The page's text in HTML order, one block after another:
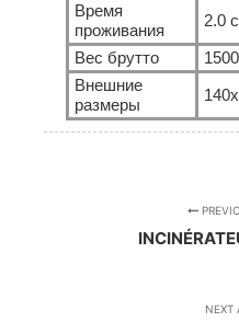
Время
проживания
2.0
Вес брутто
Внешние
размеры
NEXT